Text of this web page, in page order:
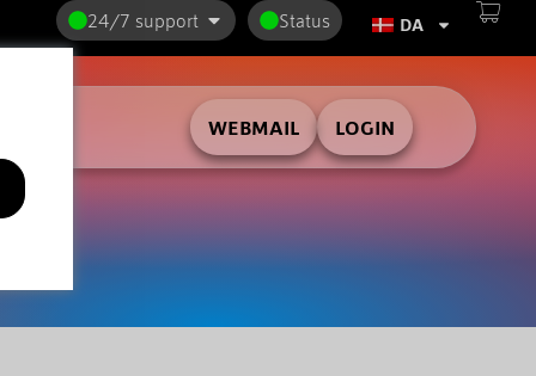
24/7 support Status DA
WEBMAIL LOGIN